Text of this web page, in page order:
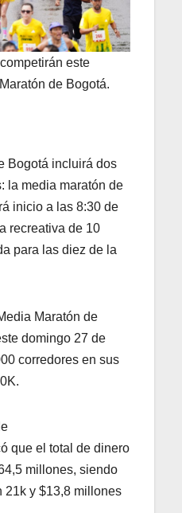
este
de Bogotá.
Bogotá incluirá dos
la media maratón de
inicio a las 8:30 de
recreativa de 10
para las diez de la
Maratón de
domingo 27 de
corredores en sus
que el total de dinero
millones, siendo
21k y $13,8 millones